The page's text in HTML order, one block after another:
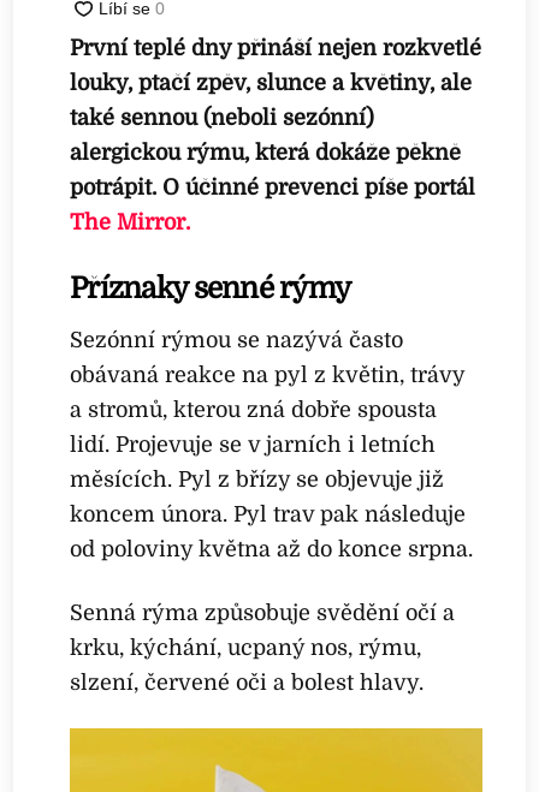
První teplé dny přináší nejen rozkvetlé
louky, ptačí zpěv, slunce a květiny, ale
také sennou (neboli sezónní)
alergickou rýmu, která dokáže pěkně
potrápit. O účinné prevenci píše portál
The Mirror.
Příznaky senné rýmy
Sezónní rýmou se nazývá často
obávaná reakce na pyl z květin, trávy
a stromů, kterou zná dobře spousta
lidí. Projevuje se v jarních i letních
měsících. Pyl z břízy se objevuje již
koncem února. Pyl trav pak následuje
od poloviny května až do konce srpna.
Senná rýma způsobuje svědění očí a
krku, kýchání, ucpaný nos, rýmu,
slzení, červené oči a bolest hlavy.